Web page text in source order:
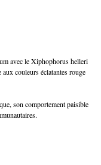
avec le Xiphophorus helleri
couleurs éclatantes rouge
son comportement paisible